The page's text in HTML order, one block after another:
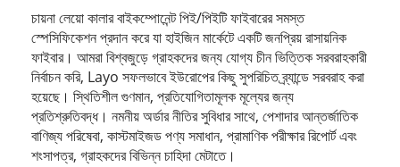
চায়না লেয়ো কালার বাইকম্পোনেন্ট পিই/পিইটি ফাইবারের সমস্ত
স্পেসিফিকেশন প্রদান করে যা হাইজিন মার্কেটে একটি জনপ্রিয় রাসায়নিক
ফাইবার। আমরা বিশ্বজুড়ে গ্রাহকদের জন্য যোগ্য চীন ভিত্তিক সরবরাহকারী
নির্বাচন করি, Layo সফলভাবে ইউরোপের কিছু সুপরিচিত ব্র্যান্ডে সরবরাহ করা
হয়েছে। স্থিতিশীল গুণমান, প্রতিযোগিতামূলক মূল্যের জন্য
প্রতিশ্রুতিবদ্ধ। নমনীয় অর্ডার নীতির সুবিধার সাথে, পেশাদার আন্তর্জাতিক
বাণিজ্য পরিষেবা, কাস্টমাইজড পণ্য সমাধান, প্রামাণিক পরীক্ষার রিপোর্ট এবং
শংসাপত্র, গ্রাহকদের বিভিন্ন চাহিদা মেটাতে।